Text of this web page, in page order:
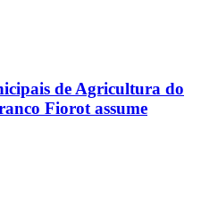
de Agricultura do
Fiorot assume